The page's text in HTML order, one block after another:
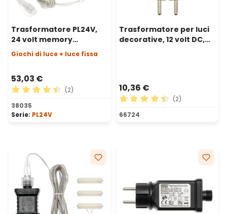
Trasformatore PL24V,
24 volt memory
controller con AC-DC, 48
Giochi di luce + luce fissa
53,03 €
Valutazione media di 4.5 su 5 stelle
(2)
38035
Serie: PL24V
Trasformatore per luci
decorative, 12 volt DC,
10,36 €
Valutazione media di 4.5
(2)
66724